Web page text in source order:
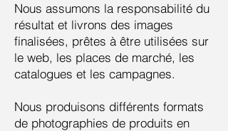
Nous assumons la responsabilité du
résultat et livrons des images
finalisées, prêtes à être utilisées sur
le web, les places de marché, les
catalogues et les campagnes.
Nous produisons différents formats
de photographies de produits en